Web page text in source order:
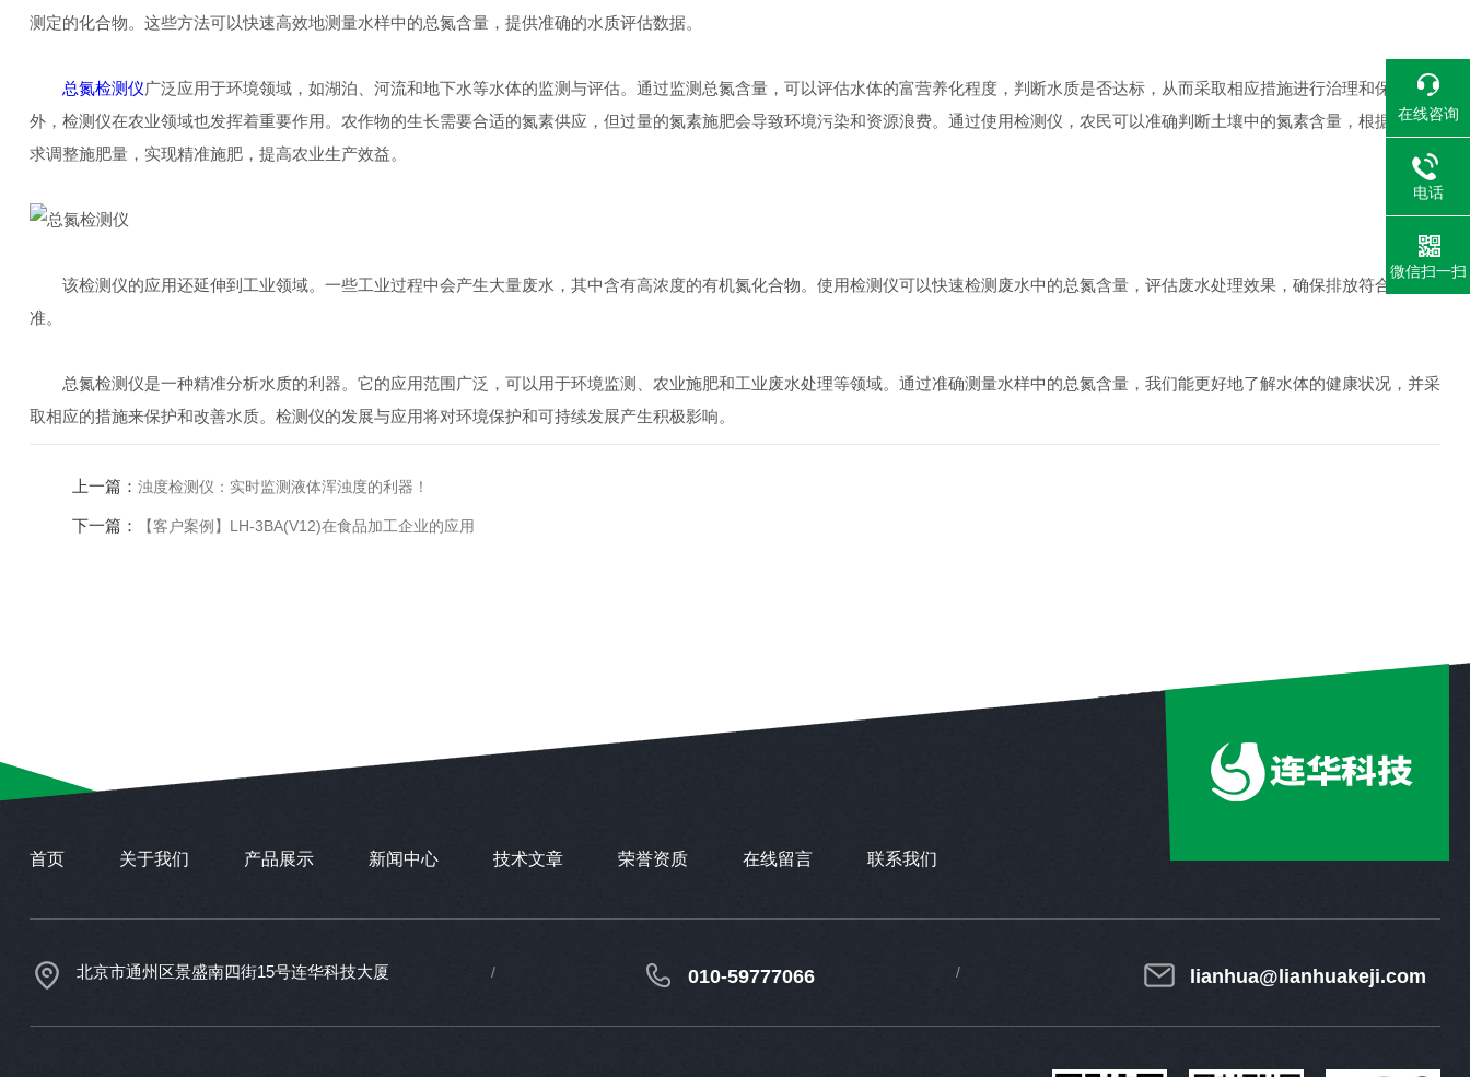
测定的化合物。这些方法可以快速高效地测量水样中的总氮含量，提供准确的水质评估数据。
总氮检测仪广泛应用于环境领域，如湖泊、河流和地下水等水体的监测与评估。通过监测总氮含量，可以评估水体的富营养化程度，判断水质是否达标，从而采取相应措施进行治理和保护。此
外，检测仪在农业领域也发挥着重要作用。农作物的生长需要合适的氮素供应，但过量的氮素施肥会导致环境污染和资源浪费。通过使用检测仪，农民可以准确判断土壤中的氮素含量，根据实际需
求调整施肥量，实现精准施肥，提高农业生产效益。
该检测仪的应用还延伸到工业领域。一些工业过程中会产生大量废水，其中含有高浓度的有机氮化合物。使用检测仪可以快速检测废水中的总氮含量，评估废水处理效果，确保排放符合环境标
准。
总氮检测仪是一种精准分析水质的利器。它的应用范围广泛，可以用于环境监测、农业施肥和工业废水处理等领域。通过准确测量水样中的总氮含量，我们能更好地了解水体的健康状况，并采
取相应的措施来保护和改善水质。检测仪的发展与应用将对环境保护和可持续发展产生积极影响。
上一篇： 浊度检测仪：实时监测液体浑浊度的利器！
下一篇： 【客户案例】LH-3BA(V12)在食品加工企业的应用
首页 关于我们 产品展示 新闻中心 技术文章 荣誉资质 在线留言 联系我们
北京市通州区景盛南四街15号连华科技大厦 010-59777066 lianhua@lianhuakeji.com
在线咨询
电话
微信扫一扫